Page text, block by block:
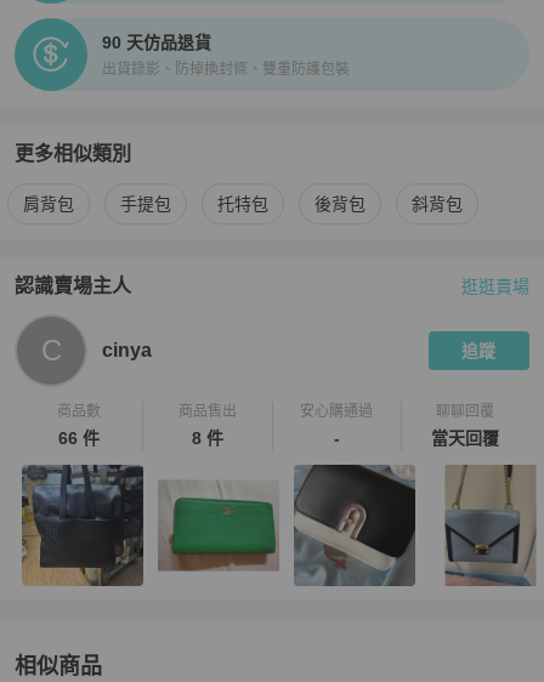
90 天仿品退貨
出貨錄影、防掉換封條、雙重防護包裝
更多相似類別
更多Coach 女包相似商品推薦
肩背包 手提包 托特包 後背包 斜背包
認識賣場主人
PopChill 拍拍圈嚴選賣家
逛逛賣場
C cinya 追蹤
商品數
66 件
商品售出
8 件
安心購通過
-
聊聊回覆
當天回覆
相似商品